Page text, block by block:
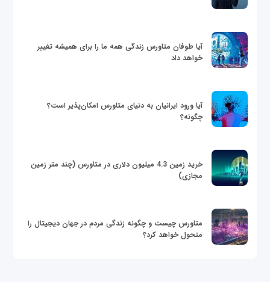
آیا طوفان متاورس زندگی همه ما را برای همیشه تغییر
خواهد داد
آیا ورود ایرانیان به دنیای متاورس امکان‌پذیر است؟
چگونه؟
خرید زمین 4.3 میلیون دلاری در متاورس (چند متر زمین
مجازی)
متاورس چیست و چگونه زندگی مردم در جهان دیجیتال را
متحول خواهد کرد؟